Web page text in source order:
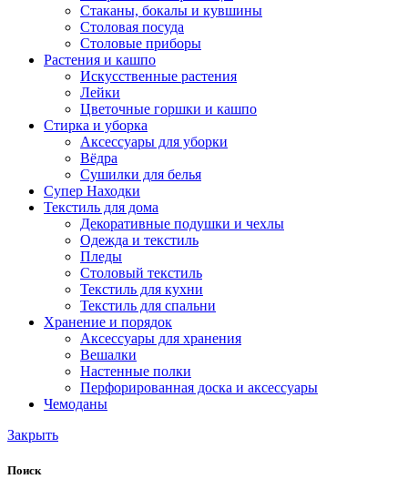
Стаканы, бокалы и кувшины
Столовая посуда
Столовые приборы
Растения и кашпо
Искусственные растения
Лейки
Цветочные горшки и кашпо
Стирка и уборка
Аксессуары для уборки
Вёдра
Сушилки для белья
Супер Находки
Текстиль для дома
Декоративные подушки и чехлы
Одежда и текстиль
Пледы
Столовый текстиль
Текстиль для кухни
Текстиль для спальни
Хранение и порядок
Аксессуары для хранения
Вешалки
Настенные полки
Перфорированная доска и аксессуары
Чемоданы
Закрыть
Поиск